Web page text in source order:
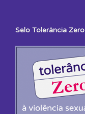
Selo Tolerância Zero